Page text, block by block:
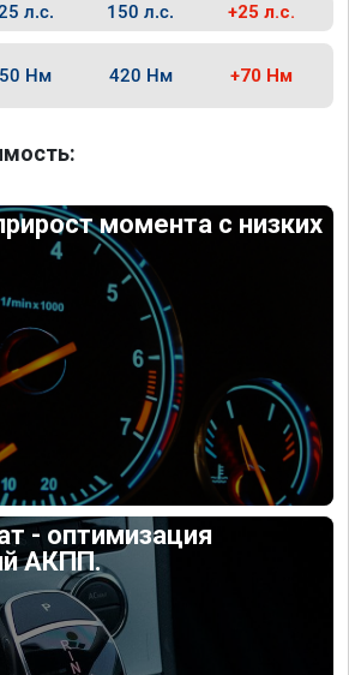
л.с. 150 л.с. +25 л.с.
Нм 420 Нм +70 Нм
момента с низких
- оптимизация
АКПП.